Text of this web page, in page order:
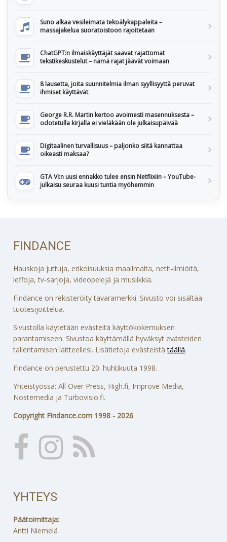
Suno alkaa vesileimata tekoälykappaleita –
massajakelua suoratoistoon rajoitetaan
ChatGPT:n ilmaiskäyttäjät saavat rajattomat
tekstikeskustelut – nämä rajat jäävät voimaan
8 lausetta, joita suunnitelmia ilman syyllisyyttä peruvat
ihmiset käyttävät
George R.R. Martin kertoo avoimesti masennuksesta –
odotetulla kirjalla ei vieläkään ole julkaisupäivää
Digitaalinen turvallisuus – paljonko siitä kannattaa
oikeasti maksaa?
GTA VI:n uusi ennakko tulee ensin Netflixiin – YouTube-
julkaisu seuraa kuusi tuntia myöhemmin
FINDANCE
Hauskoja juttuja, erikoisuuksia maailmalta, netti-ilmiöitä,
leffoja, tv-sarjoja, videopelejä ja musiikkia.
Findance on rekisteröity tavaramerkki. Sivusto voi sisältää
tuotesijoittelua.
Sivustolla käytetään evästeitä käyttökokemuksen
parantamiseen. Sivustoa käyttämällä hyväksyt evästeiden
tallentamisen laitteellesi. Lisätietoja evästeistätäällä.
Findance on perustettu 20. huhtikuuta 1998.
Yhteistyössä: All Over Press, High.fi, Improve Media,
Nostemedia ja Turbovisio.fi.
Copyright Findance.com 1998 - 2026
YHTEYS
Päätoimittaja:
Antti Niemelä